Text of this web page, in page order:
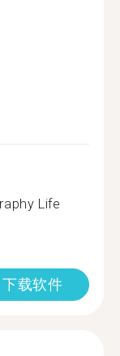
Life
下载软件